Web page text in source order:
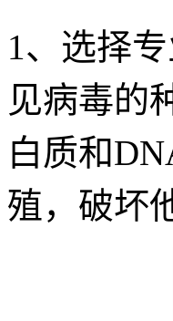
1、选择
见病毒的
白质和
殖，破坏